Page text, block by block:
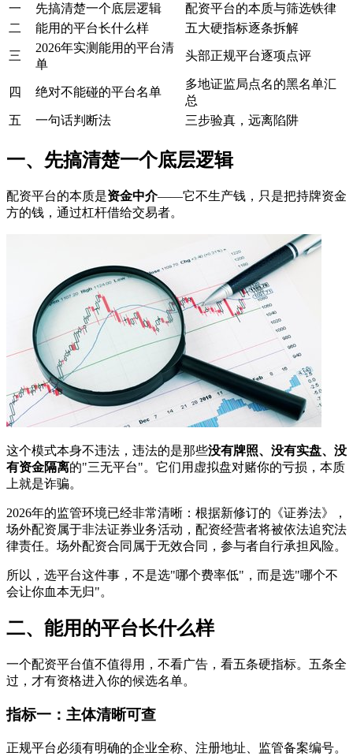
一 先搞清楚一个底层逻辑
配资平台的本质与筛选铁律
二
能用的平台长什么样 五大硬指标逐条拆解
三
2026年实测能用的平台清
单
头部正规平台逐项点评
四 绝对不能碰的平台名单
多地证监局点名的黑名单汇
总
五
一句话判断法 三步验真，远离陷阱
一、先搞清楚一个底层逻辑
配资平台的本质是资金中介——它不生产钱，只是把持牌资金
方的钱，通过杠杆借给交易者。
这个模式本身不违法，违法的是那些没有牌照、没有实盘、没
有资金隔离的"三无平台"。它们用虚拟盘对赌你的亏损，本质
上就是诈骗。
2026年的监管环境已经非常清晰：根据新修订的《证券法》，
场外配资属于非法证券业务活动，配资经营者将被依法追究法
律责任。场外配资合同属于无效合同，参与者自行承担风险。
所以，选平台这件事，不是选"哪个费率低"，而是选"哪个不
会让你血本无归"。
二、能用的平台长什么样
一个配资平台值不值得用，不看广告，看五条硬指标。五条全
过，才有资格进入你的候选名单。
指标一：主体清晰可查
正规平台必须有明确的企业全称、注册地址、监管备案编号。